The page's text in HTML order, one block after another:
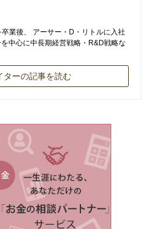
業後、 アーサー・D・リトルに入社
中心に中長期経営戦略・R&D戦略な
ターの記事を読む